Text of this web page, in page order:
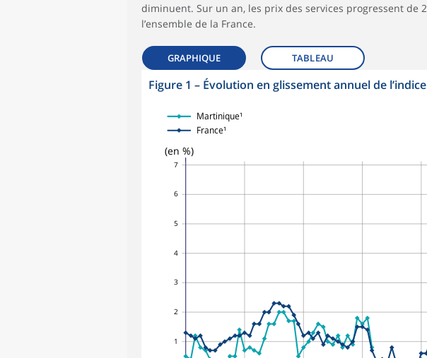
diminuent. Sur un an, les prix des services progressent de
l’ensemble de la France.
GRAPHIQUE TABLEAU
Figure 1 – Évolution en glissement annuel de
symboles_defaut.xml,losange
1
2
3
4
5
6
7
(en %)
Martinique¹
France¹